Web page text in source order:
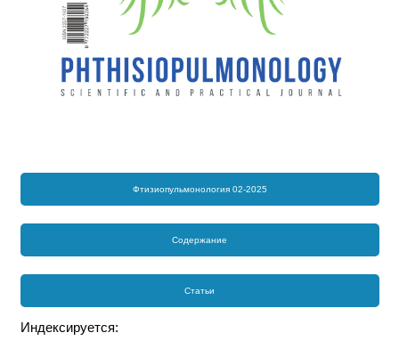
Фтизиопульмонология 02-2025
Содержание
Статьи
Индексируется: